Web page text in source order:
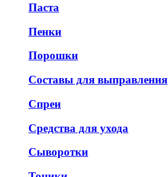
Паста
Пенки
Порошки
Составы для выправления
Спреи
Средства для ухода
Сыворотки